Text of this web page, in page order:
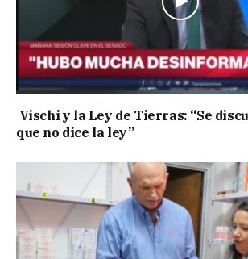
Vischi y la Ley de Tierras: “Se
que no dice la ley”